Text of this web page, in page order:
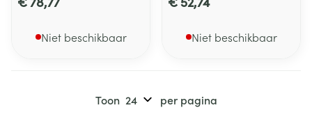
Niet beschikbaar Niet beschikbaar
Toon per pagina